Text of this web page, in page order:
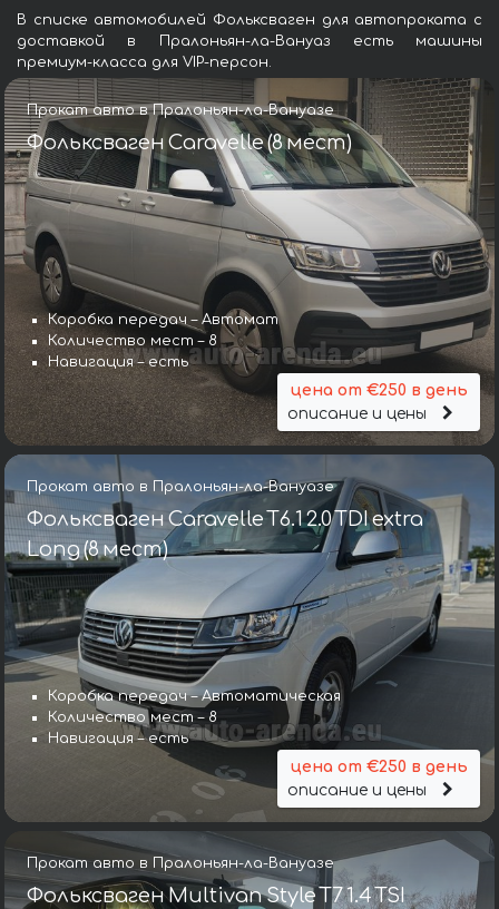
В списке автомобилей Фольксваген для автопроката с
доставкой в Пралоньян-ла-Вануаз есть машины
премиум-класса для VIP-персон.
Прокат авто в Пралоньян-ла-Вануазе
Фольксваген Caravelle (8 мест)
Коробка передач – Автомат
Количество мест – 8
Навигация – есть
цена от €250 в день
описание и цены
Прокат авто в Пралоньян-ла-Вануазе
Фольксваген Caravelle T6.1 2.0 TDI extra
Long (8 мест)
Коробка передач – Автоматическая
Количество мест – 8
Навигация – есть
цена от €250 в день
описание и цены
Прокат авто в Пралоньян-ла-Вануазе
Фольксваген Multivan Style T7 1.4 TSI